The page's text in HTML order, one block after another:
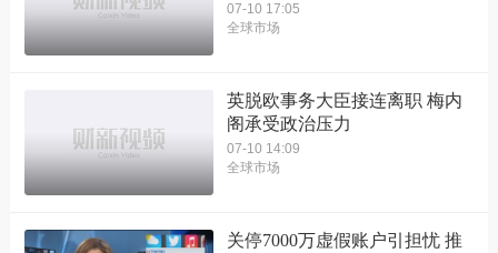
07-10 17:05
全球市场
英脱欧事务大臣接连离职 梅内
阁承受政治压力
07-10 14:09
全球市场
关停7000万虚假账户引担忧 推